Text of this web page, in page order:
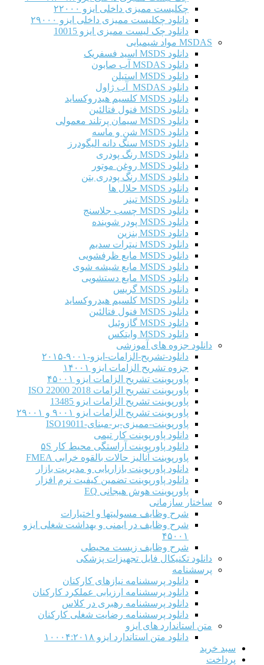
چکلیست ممیزی داخلی ایزو ۲۲۰۰۰
دانلود چکلیست ممیزی داخلی ایزو ۲۹۰۰۰
دانلود چک لیست ممیزی ایزو 10015
MSDAS مواد شیمیایی
دانلود MSDS اسید فسفریک
دانلود MSDAS آب صابون
دانلود MSDS استیلن
دانلود MSDAS آب ژاول
دانلود MSDS کلسیم هیدروکساید
دانلود MSDS فنول فتالئین
دانلود MSDS سیمان پرتلند معمولی
دانلود MSDS شن و ماسه
دانلود MSDS سنگ دانه الیگودرز
دانلود MSDS رنگ پودری
دانلود MSDS روغن موتور
دانلود MSDS رنگ پودری بتن
دانلود MSDS حلال ها
دانلود MSDS تینر
دانلود MSDS چسب جلاسنج
دانلود MSDS پودر شوینده
دانلود MSDS بنزین
دانلود MSDS نیترات سدیم
دانلود MSDS مایع ظرفشویی
دانلود MSDS مایع شیشه شوی
دانلود MSDS مایع دستشویی
دانلود MSDS گریس
دانلود MSDS کلسیم هیدروکساید
دانلود MSDS فنول فتالئین
دانلود MSDS گازوئیل
دانلود MSDS وایتکس
دانلود جزوه های آموزشی
دانلود-تشریح-الزامات-ایزو-۹۰۰۱-۲۰۱۵
جزوه تشریح الزامات ایزو ۱۴۰۰۱
پاورپوینت تشریح الزامات ایزو ۴۵۰۰۱
پاورپوینت تشریح الزامات ISO 22000 2018
پاورپوینت تشریح الزامات ایزو 13485
پاورپوینت تشریح الزامات ایزو ۹۰۰۱ و ۲۹۰۰۱
پاورپوینت-ممیزی-بر-مبنای-ISO19011
دانلود پاورپوینت کار تیمی
دانلود پاورپوینت آراستگی محیط کار ۵S
پاورپوینت آنالیز حالات بالقوه خرابی FMEA
دانلود پاورپوینت بازاریابی و مدیریت بازار
دانلود پاورپوینت تضمین کیفیت نرم افزار
پاورپوینت هوش هیجانی EQ
ساختار سازمانی
شرح وظايف مسوليتها و اختيارات
شرح وظایف در ایمنی و بهداشت شغلی ایزو
۴۵۰۰۱
شرح وظایف زیست محیطی
دانلود تکنیکال فایل تجهیزات پزشکی
پرسشنامه
دانلود پرسشنامه نیازهای کارکنان
دانلود پرسشنامه ارزیابی عملکرد کارکنان
دانلود پرسشنامه رهبری در کلاس
دانلود پرسشنامه رضایت شغلی کارکنان
متن استاندارد های ایزو
دانلود متن استاندارد ایزو ۱۰۰۰۴:۲۰۱۸
سبد خرید
پرداخت